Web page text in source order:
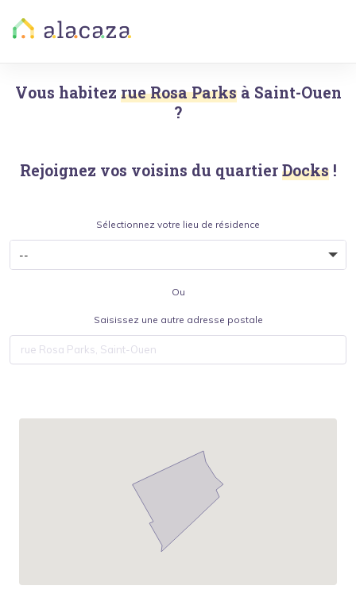
Vous habitez rue Rosa Parks à Saint-Ouen
?
Rejoignez vos voisins du quartier Docks !
Sélectionnez votre lieu de résidence
Ou
Saisissez une autre adresse postale